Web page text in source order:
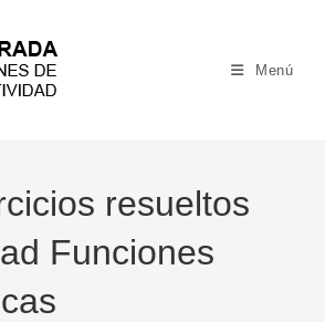
Menú
resueltos
Funciones